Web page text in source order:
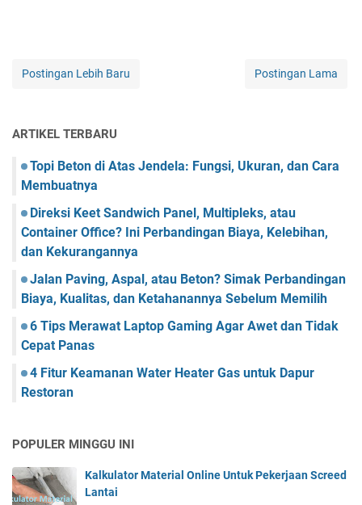
Postingan Lebih Baru Postingan Lama
ARTIKEL TERBARU
Topi Beton di Atas Jendela: Fungsi, Ukuran, dan Cara
Membuatnya
Direksi Keet Sandwich Panel, Multipleks, atau
Container Office? Ini Perbandingan Biaya, Kelebihan,
dan Kekurangannya
Jalan Paving, Aspal, atau Beton? Simak Perbandingan
Biaya, Kualitas, dan Ketahanannya Sebelum Memilih
6 Tips Merawat Laptop Gaming Agar Awet dan Tidak
Cepat Panas
4 Fitur Keamanan Water Heater Gas untuk Dapur
Restoran
POPULER MINGGU INI
Kalkulator Material Online Untuk Pekerjaan Screed
Lantai